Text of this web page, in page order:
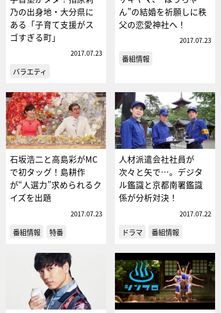
乃の出身地・大分県に
ある「子育て支援がス
ゴすぎる町」
2017.07.23
バラエティ
ん”の結婚を祈願しに秩
父の恋愛神社へ！
2017.07.23
番組情報
石坂浩二と高島彩がMC
で初タッグ！島耕作
が“人選力”求められるク
イズを出題
2017.07.23
番組情報 特番
人材派遣会社社員が
次々と矢で…。デジタ
ル鑑識と京都南署鑑識
係が分析対決！
2017.07.22
ドラマ 番組情報